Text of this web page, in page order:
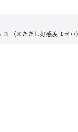
（※ただし好感度はゼロ）